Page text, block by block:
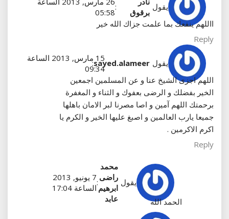
يقول
برقوق
:
05:58
االلهم ينفعك بما علمت جزاك الله خير
Reply
يقول sayed.alameer
:
15 مارس, 2013 الساعة
09:34
اللهم اجزى الشيخ عنا و عن المسلمين اجمعين
الخير بفضلك و الرضى بعفوك و الثناء و المغفرة
برحمتك اللهم آمين و اصا مصرنا لبر الامان باهلها
جميعا يارب العالمين و اصبغ عليها الخير و الكرم يا
اكرم الاكرمين .
Reply
يقول
محمد
راضى
ابرهيم
عابد
:
7 يونيو, 2013
الساعة 17:04
الحمد الله